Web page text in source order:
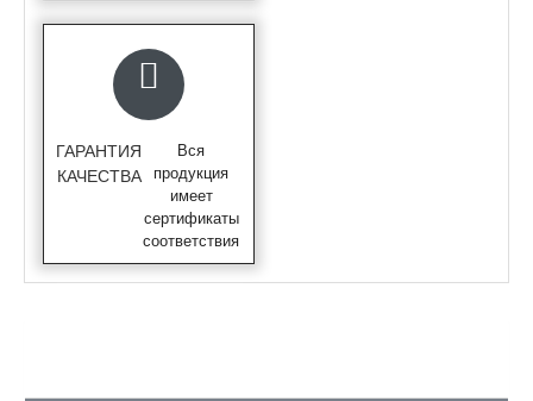
ГАРАНТИЯ
КАЧЕСТВА
Вся
продукция
имеет
сертификаты
соответствия